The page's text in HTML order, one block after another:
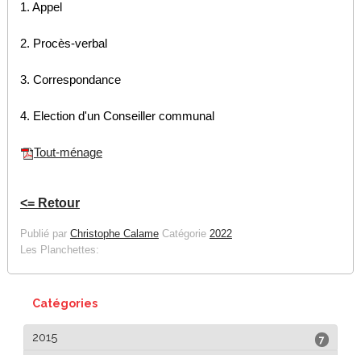
1. Appel
2. Procès-verbal
3. Correspondance
4. Election d'un Conseiller communal
Tout-ménage
<= Retour
Publié par Christophe CalameCatégorie 2022
Les Planchettes:
Catégories
7
2015